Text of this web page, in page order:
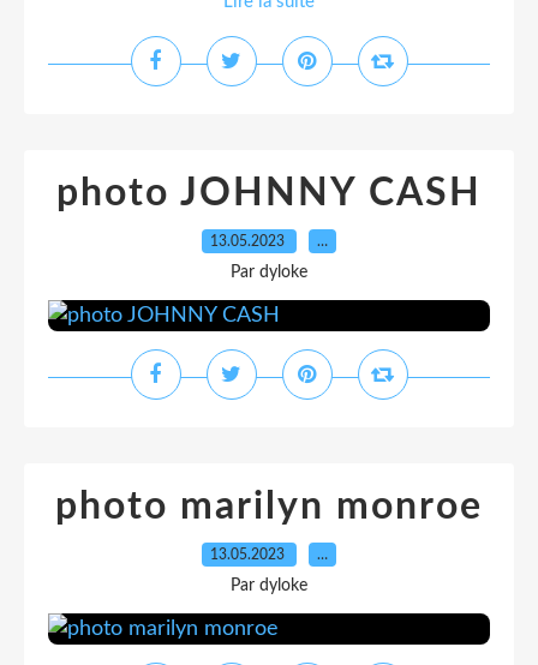
photo JOHNNY CASH
13.05.2023 …
Par dyloke
photo marilyn monroe
13.05.2023 …
Par dyloke